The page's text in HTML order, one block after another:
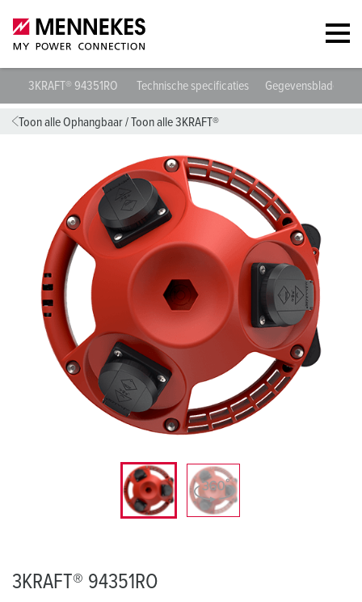
3KRAFT® 94351RO Technische specificaties Gegevensbladen &
Toon alle Ophangbaar/Toon alle 3KRAFT®
3KRAFT® 94351RO